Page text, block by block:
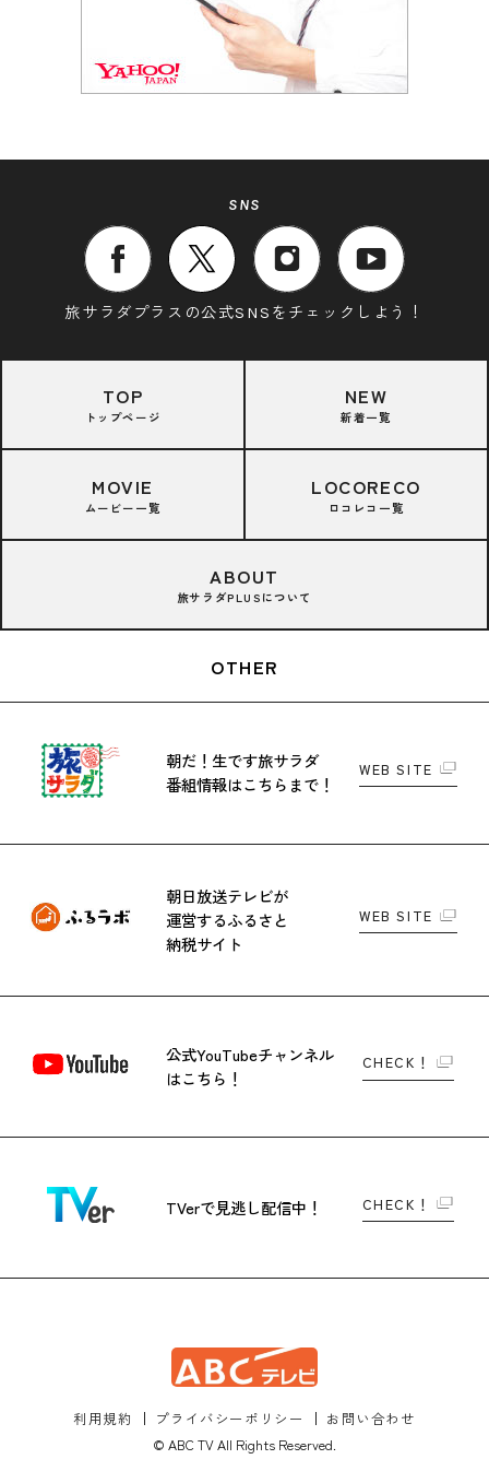
SNS
旅サラダプラスの公式SNSをチェックしよう！
TOP
トップページ
NEW
新着一覧
MOVIE
ムービー一覧
LOCORECO
ロコレコ一覧
ABOUT
旅サラダPLUSについて
OTHER
朝だ！生です旅サラダ
番組情報はこちらまで！
WEB SITE
朝日放送テレビが
運営するふるさと
納税サイト
WEB SITE
公式YouTubeチャンネル
はこちら！
CHECK！
TVerで見逃し配信中！ CHECK！
利用規約 プライバシーポリシー
お問い合わせ
© ABC TV All Rights Reserved.